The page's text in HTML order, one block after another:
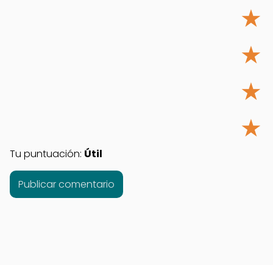
★
★
★
★
Tu puntuación: Útil